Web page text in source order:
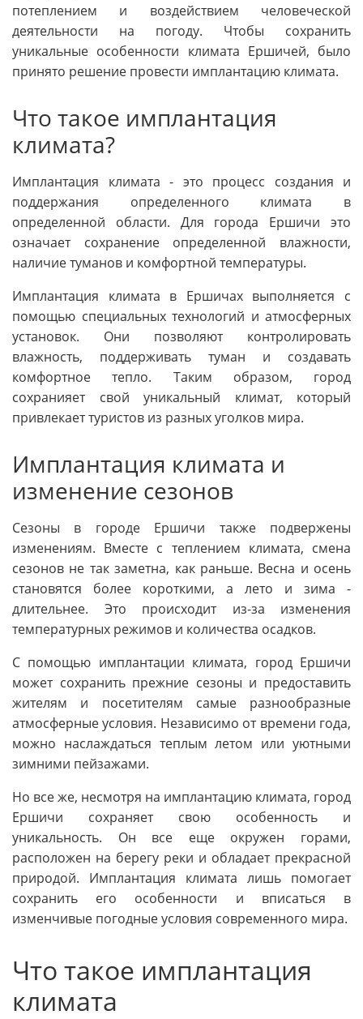
потеплением и воздействием человеческой
деятельности на погоду. Чтобы сохранить
уникальные особенности климата Ершичей, было
принято решение провести имплантацию климата.
Что такое имплантация
климата?
Имплантация климата - это процесс создания и
поддержания определенного климата в
определенной области. Для города Ершичи это
означает сохранение определенной влажности,
наличие туманов и комфортной температуры.
Имплантация климата в Ершичах выполняется с
помощью специальных технологий и атмосферных
установок. Они позволяют контролировать
влажность, поддерживать туман и создавать
комфортное тепло. Таким образом, город
сохранияет свой уникальный климат, который
привлекает туристов из разных уголков мира.
Имплантация климата и
изменение сезонов
Сезоны в городе Ершичи также подвержены
изменениям. Вместе с теплением климата, смена
сезонов не так заметна, как раньше. Весна и осень
становятся более короткими, а лето и зима -
длительнее. Это происходит из-за изменения
температурных режимов и количества осадков.
С помощью имплантации климата, город Ершичи
может сохранить прежние сезоны и предоставить
жителям и посетителям самые разнообразные
атмосферные условия. Независимо от времени года,
можно наслаждаться теплым летом или уютными
зимними пейзажами.
Но все же, несмотря на имплантацию климата, город
Ершичи сохраняет свою особенность и
уникальность. Он все еще окружен горами,
расположен на берегу реки и обладает прекрасной
природой. Имплантация климата лишь помогает
сохранить его особенности и вписаться в
изменчивые погодные условия современного мира.
Что такое имплантация
климата